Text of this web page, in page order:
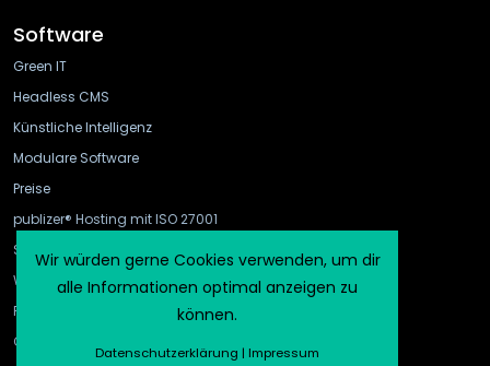
Software
Green IT
Headless CMS
Künstliche Intelligenz
Modulare Software
Preise
publizer® Hosting mit ISO 27001
Schnittstellen
WebHook und API Gateway
FAQ
CMS-Vergleich
Wir würden gerne Cookies verwenden, um dir
alle Informationen optimal anzeigen zu
können.
Datenschutzerklärung |Impressum